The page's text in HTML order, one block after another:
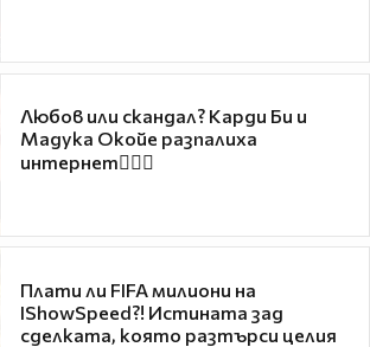
Любов или скандал? Карди Би и
Мадука Окойе разпалиха
интернет❤️‍🔥🔥
Плати ли FIFA милиони на
IShowSpeed?! Истината зад
сделката, която разтърси целия